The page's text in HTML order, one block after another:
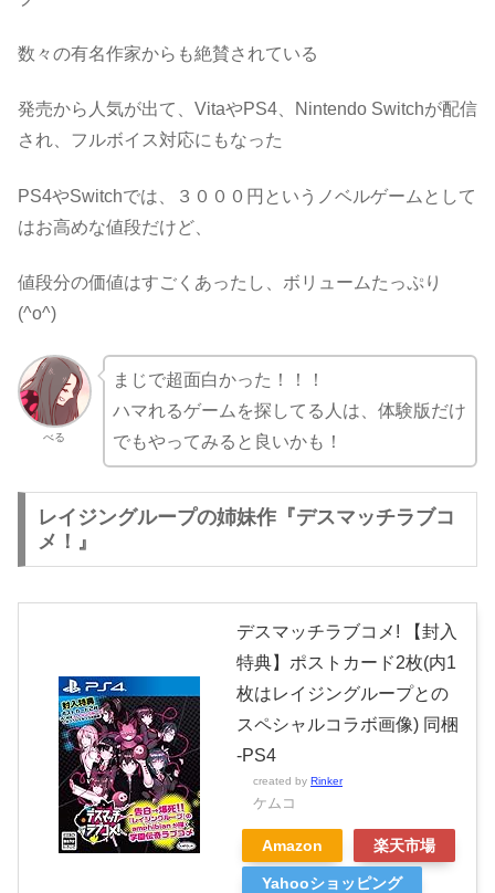
数々の有名作家からも絶賛されている
発売から人気が出て、VitaやPS4、Nintendo Switchが配信
され、フルボイス対応にもなった
PS4やSwitchでは、３０００円というノベルゲームとして
はお高めな値段だけど、
値段分の価値はすごくあったし、ボリュームたっぷり
(^o^)
べる
まじで超面白かった！！！
ハマれるゲームを探してる人は、体験版だけ
でもやってみると良いかも！
レイジングループの姉妹作『デスマッチラブコ
メ！』
デスマッチラブコメ! 【封入
特典】ポストカード2枚(内1
枚はレイジングループとの
スペシャルコラボ画像) 同梱
-PS4
created by Rinker
ケムコ
Amazon 楽天市場
Yahooショッピング